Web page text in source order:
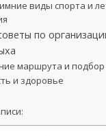
виды спорта и
по
маршрута и
и здоровье